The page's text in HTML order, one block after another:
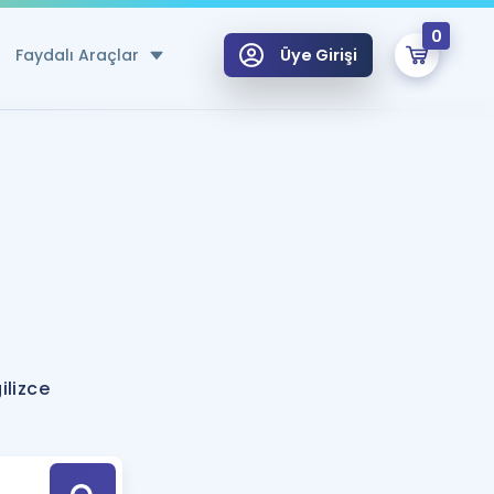
Faydalı Araçlar
Hesaplama Aracı
için Öneriler
Tek Takvimde
Üye Girişi
0